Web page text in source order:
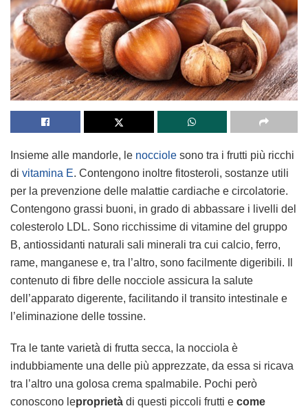
Insieme alle mandorle, le nocciole sono tra i frutti più ricchi
di vitamina E. Contengono inoltre fitosteroli, sostanze utili
per la prevenzione delle malattie cardiache e circolatorie.
Contengono grassi buoni, in grado di abbassare i livelli del
colesterolo LDL. Sono ricchissime di vitamine del gruppo
B, antiossidanti naturali sali minerali tra cui calcio, ferro,
rame, manganese e, tra l’altro, sono facilmente digeribili. Il
contenuto di fibre delle nocciole assicura la salute
dell’apparato digerente, facilitando il transito intestinale e
l’eliminazione delle tossine.
Tra le tante varietà di frutta secca, la nocciola è
indubbiamente una delle più apprezzate, da essa si ricava
tra l’altro una golosa crema spalmabile. Pochi però
conoscono leproprietà di questi piccoli frutti e come